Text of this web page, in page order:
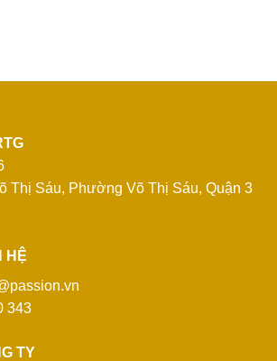
Thị Sáu, Phường Võ Thị Sáu, Quận 3
HỆ
343
TY